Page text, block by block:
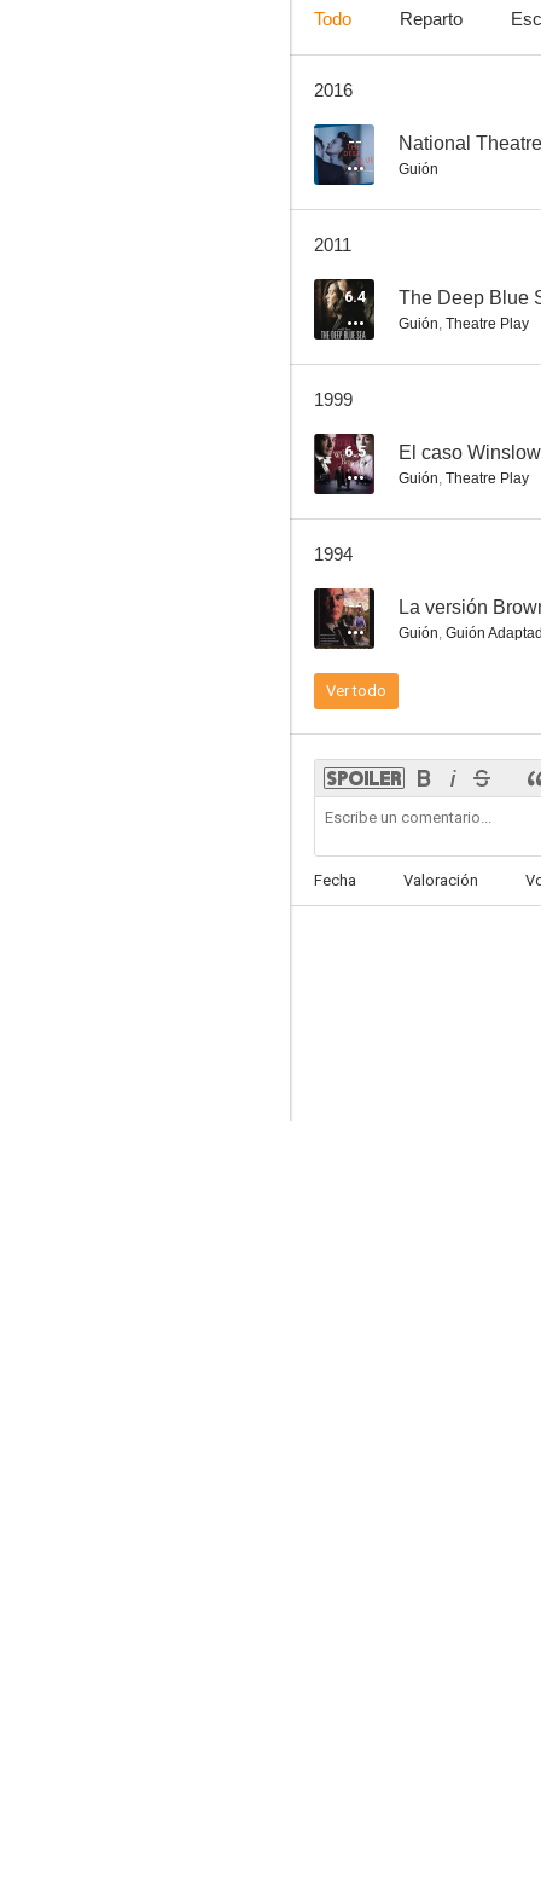
--
Todo Reparto
2016
-- National
Guión
2011
6.4 The Deep Blue
Guión, Theatre Play
1999
6.5 El caso Winslow
Guión, Theatre Play
1994
-- La versión
Guión, Guión
Ver todo
Fecha Valoración